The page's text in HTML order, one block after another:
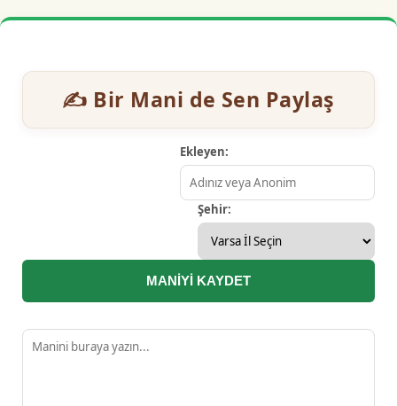
✍️ Bir Mani de Sen Paylaş
Ekleyen:
Şehir:
MANİYİ KAYDET